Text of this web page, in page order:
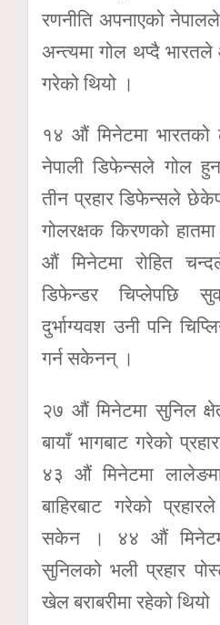
रणनीति अपनाएको
अन्त्यमा गोल थप्दै
गरेको थियो ।
१४ औं मिनेटमा भारतको
नेपाली डिफेन्सले गोल
तीन प्रहार डिफेन्सले
गोलरक्षक किरणको
औं मिनेटमा रोहित
डिफेन्डर चिप्लेपछि
दुर्भाग्यवश उनी पनि
गर्न सकेनन् ।
२७ औं मिनेटमा सुनिल
बायाँ भागबाट गरेको
४३ औं मिनेटमा
बाहिरबाट गरेको
सकेन । ४४ औं
सुनिलको भली प्रहार
खेल बराबरीमा रहेको थियो